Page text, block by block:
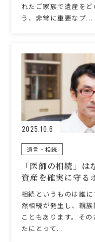
れたご家族で遺産を
う、非常に重要なプ...
2025.10.6
遺言・相続
「医師の相続」
資産を確実に守る
相続というものは誰
然相続が発生し、親
こともあります。そ
たにとって...